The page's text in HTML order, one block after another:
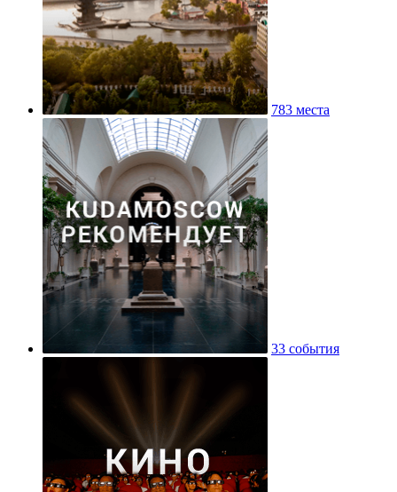
783 места
33 события